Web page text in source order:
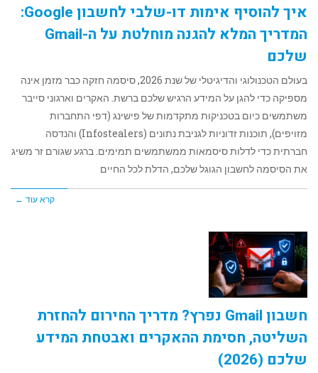
איך להוסיף אימות דו-שלבי לחשבון Google:
המדריך המלא להגנה מוחלטת על ה-Gmail
שלכם
בעולם הטכנולוגי והדיגיטלי של שנת 2026, סיסמה חזקה כבר מזמן אינה
מספיקה כדי להגן על המידע הרגיש שלכם ברשת. האקרים וארגוני סייבר
משתמשים כיום בטכניקות מתקדמות של פישינג (דפי התחברות
מזויפים), תוכנות זדוניות לגניבת נתונים (Infostealers) והנדסה
חברתית כדי לדלות סיסמאות ממשתמשים תמימים. ברגע שגורם זר משיג
את הסיסמה לחשבון הגוגל שלכם, הדלת לכל החיים
קרא עוד ←
חשבון Gmail נפרץ? מדריך החירום להחזרת
השליטה, חסימת ההאקרים ואבטחת המידע
שלכם (2026)